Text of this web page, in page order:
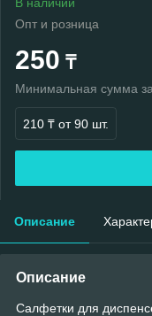
Опт и розница
250 ₸
Минимальная сумма
210 ₸ от 90 шт.
Описание
Описание
Салфетки для